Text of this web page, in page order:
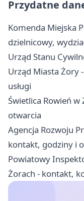
Przydatne
Komenda Miejska
dzielnicowy,
Urząd Stanu
Urząd Miasta Żory
usługi
Świetlica Rowień
otwarcia
Agencja Rozwoju
kontakt, godziny i
Powiatowy
Żorach - kontakt,